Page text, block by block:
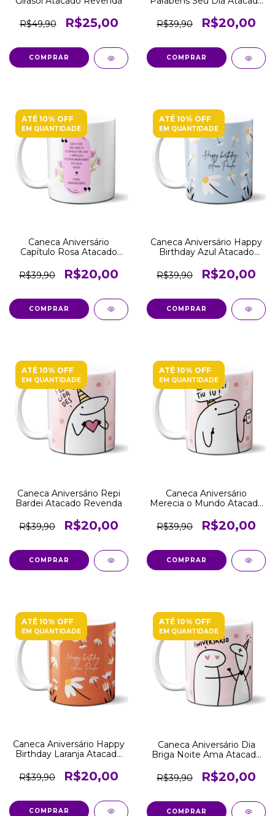
R$49,90 R$25,00
COMPRAR
R$39,90
R$20,00
COMPRAR
ATÉ 10% OFF
EM QUANTIDADE
Caneca Aniversário
Capítulo Rosa Atacado
R$39,90
R$20,00
COMPRAR
ATÉ 10% OFF
EM QUANTIDADE
Caneca Aniversário Happy
Birthday Azul Atacado
R$39,90
R$20,00
COMPRAR
ATÉ 10% OFF
EM QUANTIDADE
Caneca Aniversário Repi
Bardei Atacado Revenda
R$39,90 R$20,00
COMPRAR
ATÉ 10% OFF
EM QUANTIDADE
Caneca Aniversário
Merecia o Mundo Atacado
R$39,90
R$20,00
COMPRAR
ATÉ 10% OFF
EM QUANTIDADE
Caneca Aniversário Happy
Birthday Laranja Atacado
R$39,90
R$20,00
COMPRAR
ATÉ 10% OFF
EM QUANTIDADE
Caneca Aniversário Dia
Briga Noite Ama Atacado
R$39,90
R$20,00
COMPRAR